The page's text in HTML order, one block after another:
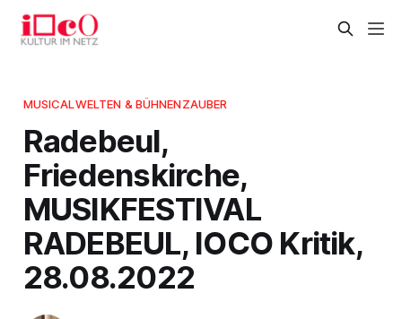
MUSICALWELTEN & BÜHNENZAUBER
Radebeul,
Friedenskirche,
MUSIKFESTIVAL
RADEBEUL, IOCO Kritik,
28.08.2022